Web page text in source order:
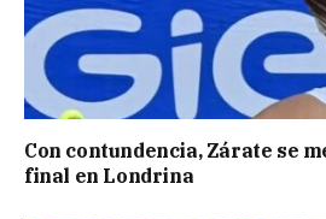
Con contundencia, Zárate se
final en Londrina